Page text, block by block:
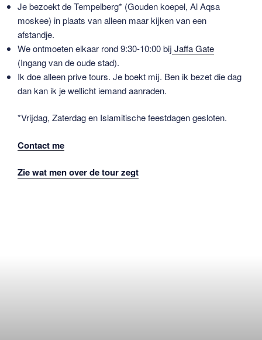
Je bezoekt de Tempelberg* (Gouden koepel, Al Aqsa
moskee) in plaats van alleen maar kijken van een
afstandje.
We ontmoeten elkaar rond 9:30-10:00 bij Jaffa Gate
(Ingang van de oude stad).
Ik doe alleen prive tours. Je boekt mij. Ben ik bezet die dag
dan kan ik je wellicht iemand aanraden.
*Vrijdag, Zaterdag en Islamitische feestdagen gesloten.
Contact me
Zie wat men over de tour zegt